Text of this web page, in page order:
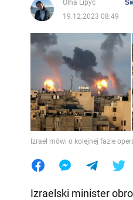
Olha Lipyc
19.12.2023 08:49
Izrael mówi o kolejnej fazie
Izraelski minister